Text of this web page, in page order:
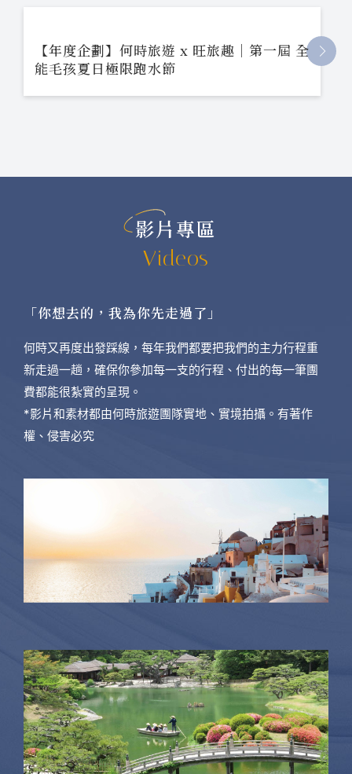
【年度企劃】何時旅遊 x 旺旅趣｜第一屆 全
能毛孩夏日極限跑水節
影片專區
Videos
「你想去的，我為你先走過了」
何時又再度出發踩線，每年我們都要把我們的主力行程重
新走過一趟，確保你參加每一支的行程、付出的每一筆團
費都能很紮實的呈現。
*影片和素材都由何時旅遊團隊實地、實境拍攝。有著作
權、侵害必究